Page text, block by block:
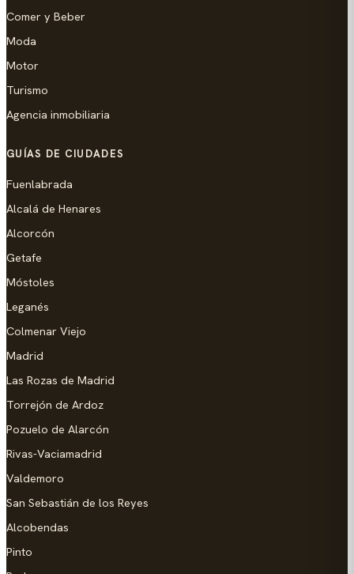
Comer y Beber
Moda
Motor
Turismo
Agencia inmobiliaria
GUÍAS DE CIUDADES
Fuenlabrada
Alcalá de Henares
Alcorcón
Getafe
Móstoles
Leganés
Colmenar Viejo
Madrid
Las Rozas de Madrid
Torrejón de Ardoz
Pozuelo de Alarcón
Rivas-Vaciamadrid
Valdemoro
San Sebastián de los Reyes
Alcobendas
Pinto